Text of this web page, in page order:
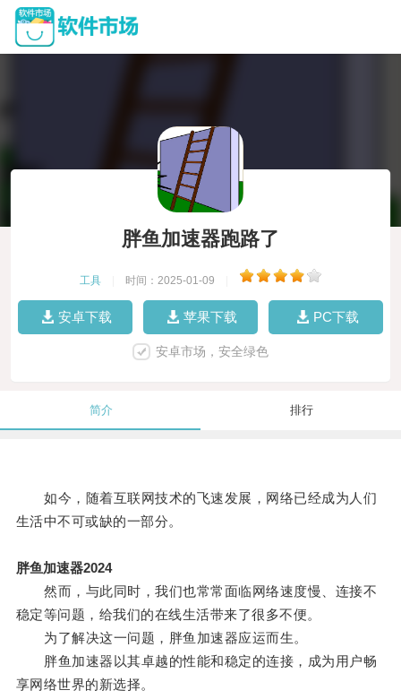
胖鱼加速器跑路了
工具 时间：2025-01-09
安卓下载 苹果下载 PC下载
安卓市场，安全绿色
简介 排行
如今，随着互联网技术的飞速发展，网络已经成为人们
生活中不可或缺的一部分。
胖鱼加速器2024
然而，与此同时，我们也常常面临网络速度慢、连接不
稳定等问题，给我们的在线生活带来了很多不便。
为了解决这一问题，胖鱼加速器应运而生。
胖鱼加速器以其卓越的性能和稳定的连接，成为用户畅
享网络世界的新选择。